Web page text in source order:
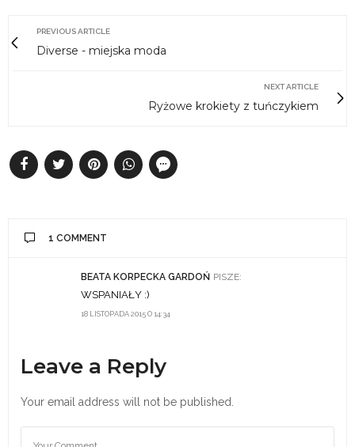
PREVIOUS ARTICLE
Diverse - miejska moda
NEXT ARTICLE
Ryżowe krokiety z tuńczykiem
1 COMMENT
BEATA KORPECKA GARDOŃ PISZE:
18 LISTOPADA 2015 O 14:34
WSPANIAŁY :)
Leave a Reply
Your email address will not be published.